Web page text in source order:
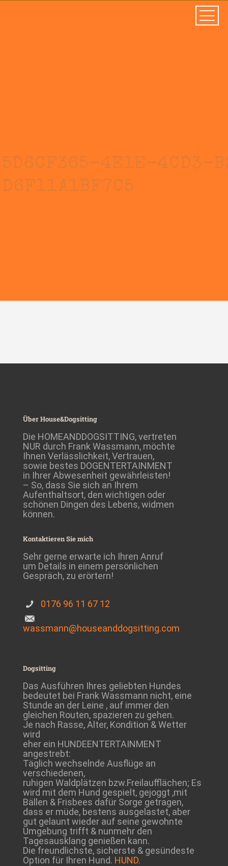
5D6CF365-4E1E-4CD3-
D6F11A1BF7C5
Über House&Dogsitting
Die HOMEANDDOGSITTING, vertreten
NUR durch Frank Wassmann, möchte
Ihnen Verlässlichkeit, Vertrauen,
sowie bestes DOGENTERTAINMENT
in Ihrer Abwesenheit gewährleisten!
– So, dass Sie sich an Ihrem
Aufenthaltsort, den wichtigen oder
schönen Dingen des Lebens, widmen
können.
Kontaktieren Sie mich
Sehr gerne erwarte ich Ihren Anruf
um Details in einem persönlichen
Gespräch, zu erörtern!
0176 96 11 67 12
wassmann@houseanddogsitting.com
Dogsitting
Das Ausführen Ihres geliebten Hundes
bedeutet bei Frank Wassmann nicht, eine
Stunde an der Leine , auf immer den
gleichen Routen, spazieren zu gehen.
Je nach Rasse, Alter, Kondition & Wetter
wird
eher ein HUNDEENTERTAINMENT
angestrebt:
Täglich wechselnde Ausflüge an
verschiedenen,
ruhigen Waldplätzen bzw.Freilaufflächen; Es
wird mit dem Hund gespielt, gejoggt ,mit
Bällen & Frisbees dafür Sorge getragen,
dass er müde, bestens ausgelastet, aber
gut gelaunt wieder auf seine gewohnte
Umgebung trifft & nunmehr den
Tagesausklang genießen kann.
Die freundlichste, sicherste & gesündeste
Option für Ihren Hund. HUND.